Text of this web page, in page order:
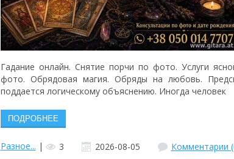
Гадание онлайн. Снятие порчи по фото. Услуги
фото. Обрядовая магия. Обряды на любовь.
поддается логическому объяснению. Иногда человек
Разное... | 3 2026-08-05 Комментарии